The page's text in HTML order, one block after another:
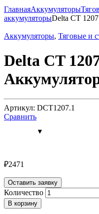
ГлавнаяАккумуляторы
аккумуляторыDelta CT
Аккумуляторы, Тяговые и
Delta CT
Артикул: DCT1207.1
Сравнить
₽2471
Оставить заявку
Количество
В корзину